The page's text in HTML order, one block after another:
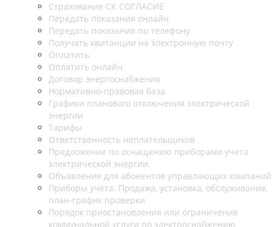
Страхование СК СОГЛАСИЕ
Передать показания онлайн
Передать показания по телефону
Получать квитанции на электронную почту
Оплатить
Оплатить онлайн
Договор энергоснабжения
Нормативно-правовая база
Графики планового отключения электрической
энергии
Тарифы
Ответственность неплательщиков
Предложение по оснащению приборами учета
электрической энергии.
Объявления для абонентов управляющих компаний
Приборы учета. Продажа, установка, обслуживание,
план-график проверки
Порядок приостановления или ограничения
коммунальной услуги по электроснабжению